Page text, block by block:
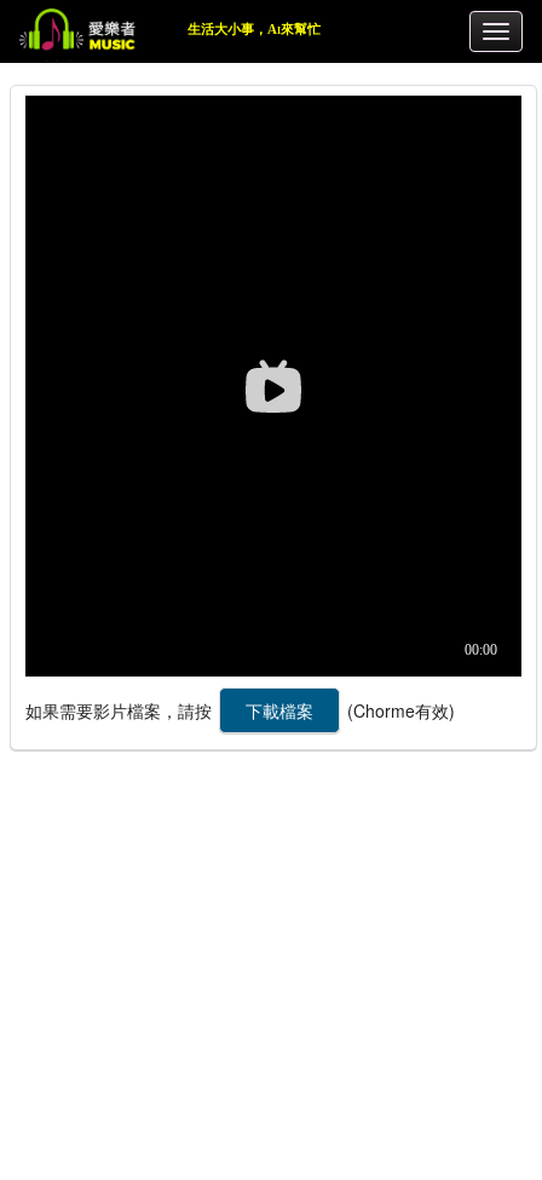
生活大小事，Ai來幫忙
如果需要影片檔案，請按 (Chorme有效)